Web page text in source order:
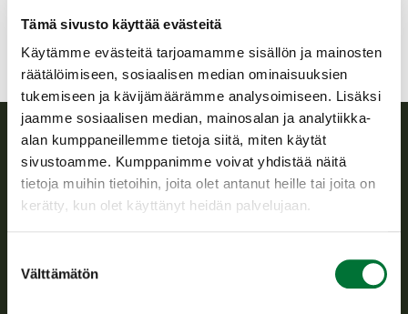
Tämä sivusto käyttää evästeitä
Käytämme evästeitä tarjoamamme sisällön ja mainosten
räätälöimiseen, sosiaalisen median ominaisuuksien
tukemiseen ja kävijämäärämme analysoimiseen. Lisäksi
jaamme sosiaalisen median, mainosalan ja analytiikka-
alan kumppaneillemme tietoja siitä, miten käytät
sivustoamme. Kumppanimme voivat yhdistää näitä
tietoja muihin tietoihin, joita olet antanut heille tai joita on
kerätty, kun olet käyttänyt heidän palvelujaan.
valinta
Välttämätön
Suomen riistakeskus
Suomen riistakeskus edistää kestävää riistataloutta, tukee
hallintotehtävistä.